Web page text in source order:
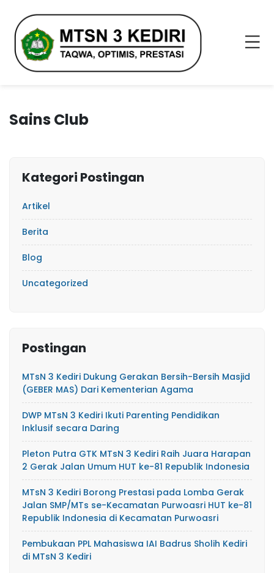
Sains Club
Kategori Postingan
Artikel
Berita
Blog
Uncategorized
Postingan
MTsN 3 Kediri Dukung Gerakan Bersih-Bersih Masjid
(GEBER MAS) Dari Kementerian Agama
DWP MTsN 3 Kediri Ikuti Parenting Pendidikan
Inklusif secara Daring
Pleton Putra GTK MTsN 3 Kediri Raih Juara Harapan
2 Gerak Jalan Umum HUT ke-81 Republik Indonesia
MTsN 3 Kediri Borong Prestasi pada Lomba Gerak
Jalan SMP/MTs se-Kecamatan Purwoasri HUT ke-81
Republik Indonesia di Kecamatan Purwoasri
Pembukaan PPL Mahasiswa IAI Badrus Sholih Kediri
di MTsN 3 Kediri